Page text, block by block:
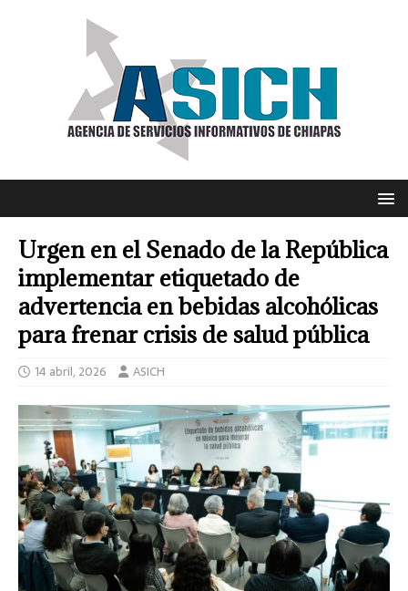
Urgen en el Senado de la República
implementar etiquetado de
advertencia en bebidas alcohólicas
para frenar crisis de salud pública
14 abril, 2026 ASICH